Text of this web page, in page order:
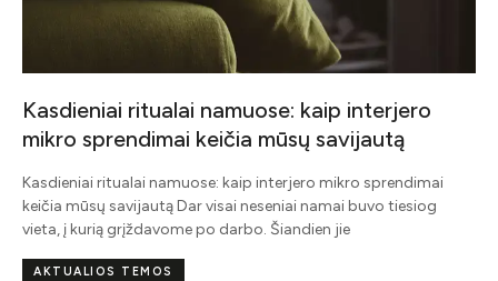
Kasdieniai ritualai namuose: kaip interjero
mikro sprendimai keičia mūsų savijautą
Kasdieniai ritualai namuose: kaip interjero mikro sprendimai
keičia mūsų savijautą Dar visai neseniai namai buvo tiesiog
vieta, į kurią grįždavome po darbo. Šiandien jie
AKTUALIOS TEMOS